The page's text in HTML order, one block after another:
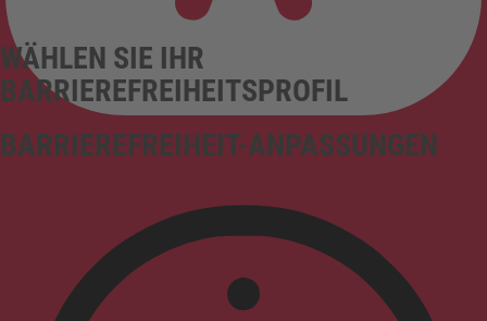
BARRIEREFREIHEIT-ANPASSUNGEN
WÄHLEN SIE IHR
BARRIEREFREIHEITSPROFIL